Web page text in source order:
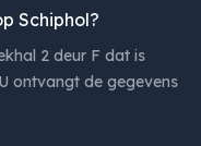
Schiphol?
2 deur F dat is
ontvangt de gegevens